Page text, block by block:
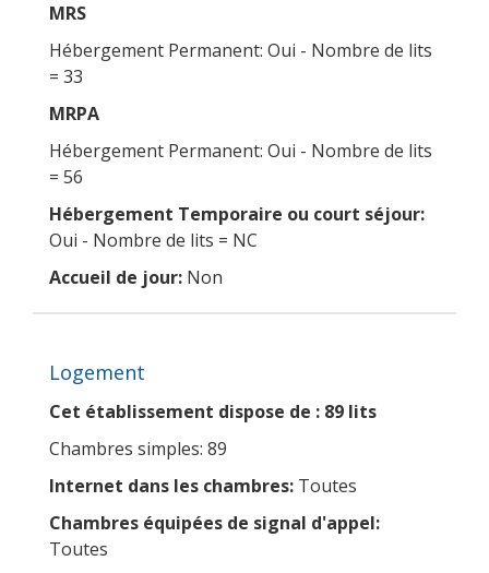
MRS
Hébergement Permanent: Oui - Nombre de lits
= 33
MRPA
Hébergement Permanent: Oui - Nombre de lits
= 56
Hébergement Temporaire ou court séjour:
Oui - Nombre de lits = NC
Accueil de jour: Non
Logement
Cet établissement dispose de : 89 lits
Chambres simples: 89
Internet dans les chambres: Toutes
Chambres équipées de signal d'appel:
Toutes